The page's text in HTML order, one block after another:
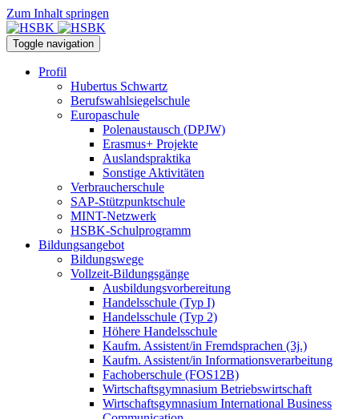
Zum Inhalt springen
Toggle navigation
Profil
Hubertus Schwartz
Berufswahlsiegelschule
Europaschule
Polenaustausch (DPJW)
Erasmus+ Projekte
Auslandspraktika
Sonstige Aktivitäten
Verbraucherschule
SAP-Stützpunktschule
MINT-Netzwerk
HSBK-Schulprogramm
Bildungsangebot
Bildungswege
Vollzeit-Bildungsgänge
Ausbildungsvorbereitung
Handelsschule (Typ I)
Handelsschule (Typ 2)
Höhere Handelsschule
Kaufm. Assistent/in­ Fremdsprachen (3j.)
Kaufm. Assistent/in Informationsverarbeitung
Fachoberschule (FOS12B)
Wirtschaftsgymnasium Betriebswirtschaft
Wirtschaftsgymnasium International Business